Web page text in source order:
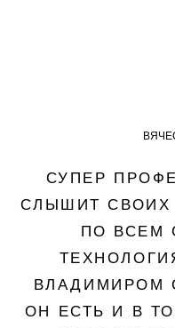
СУПЕР
СЛЫШИТ СВОИХ
ПО ВСЕМ
ВЛАДИМИРОМ
ОН ЕСТЬ И В